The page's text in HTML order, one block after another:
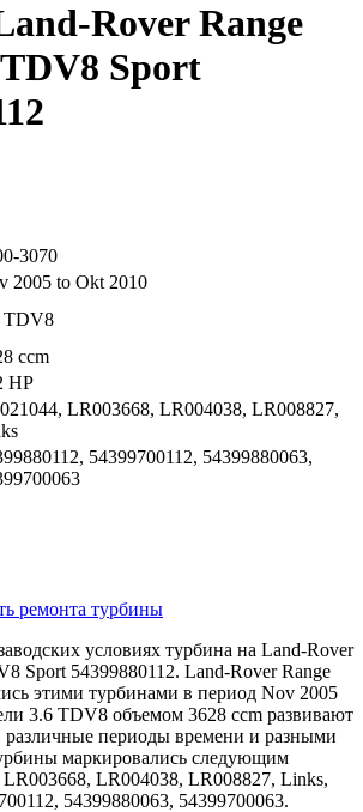
Rover Range
Sport
3070
2005 to Okt 2010
TDV8
ccm
HP
LR003668, LR004038, LR008827,
54399700112, 54399880063,
ремонта турбины
условиях турбина на Land-Rover
Sport 54399880112. Land-Rover Range
этими турбинами в период Nov 2005
3.6 TDV8 объемом 3628 ccm развивают
периоды времени и разными
маркировались следующим
LR004038, LR008827, Links,
54399880063, 54399700063.